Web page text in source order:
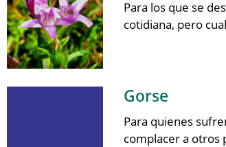
Para los que se
cotidiana, pero
Gorse
Para quienes
complacer a otros